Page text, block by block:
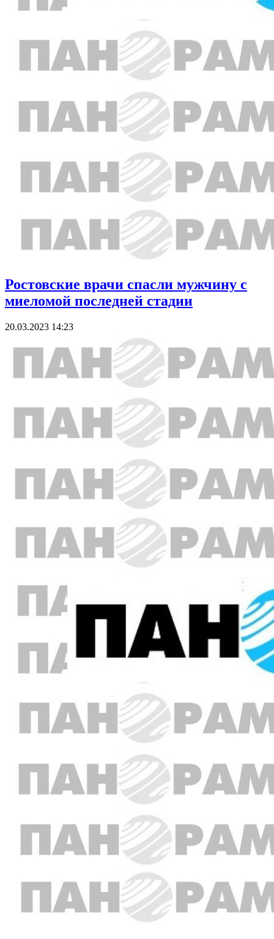
Ростовские врачи спасли мужчину с
миеломой последней стадии
20.03.2023 14:23